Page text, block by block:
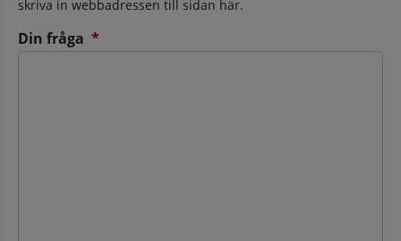
skriva in webbadressen till sidan här.
Din fråga *